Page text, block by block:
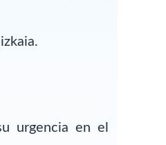
urgencia en el